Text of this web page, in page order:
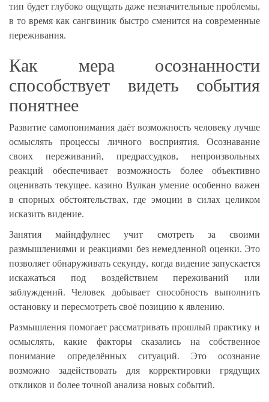
тип будет глубоко ощущать даже незначительные проблемы,
в то время как сангвиник быстро сменится на современные
переживания.
Как мера осознанности
способствует видеть события
понятнее
Развитие самопонимания даёт возможность человеку лучше
осмыслять процессы личного восприятия. Осознавание
своих переживаний, предрассудков, непроизвольных
реакций обеспечивает возможность более объективно
оценивать текущее. казино Вулкан умение особенно важен
в спорных обстоятельствах, где эмоции в силах целиком
исказить видение.
Занятия майндфулнес учит смотреть за своими
размышлениями и реакциями без немедленной оценки. Это
позволяет обнаруживать секунду, когда видение запускается
искажаться под воздействием переживаний или
заблуждений. Человек добывает способность выполнить
остановку и пересмотреть своё позицию к явлению.
Размышления помогает рассматривать прошлый практику и
осмыслять, какие факторы сказались на собственное
понимание определённых ситуаций. Это осознание
возможно задействовать для корректировки грядущих
откликов и более точной анализа новых событий.